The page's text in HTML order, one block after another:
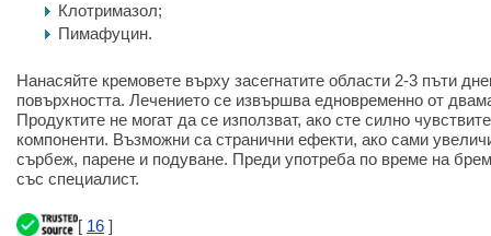
Клотримазол;
Пимафуцин.
Нанасяйте кремовете върху засегнатите области 2-3 пъти
повърхността. Лечението се извършва едновременно от
Продуктите не могат да се използват, ако сте силно
компоненти. Възможни са странични ефекти, ако сами
сърбеж, парене и подуване. Преди употреба по време на
със специалист.
[ 16 ]